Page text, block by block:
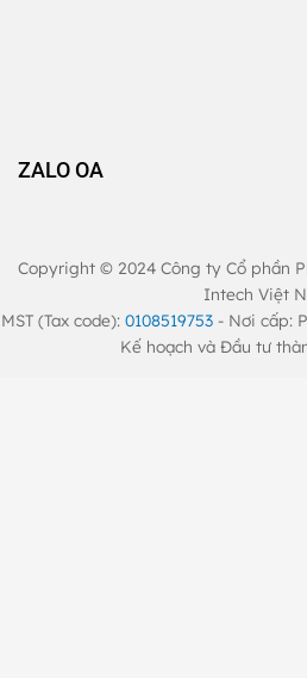
ZALO OA
Copyright © 2024 Công ty Cổ phần
Intech Việt
MST (Tax code): 0108519753 - Nơi cấp:
Kế hoạch và Đầu tư